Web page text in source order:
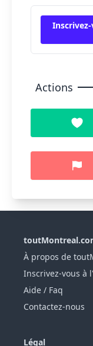
Actions
À propos de
Inscrivez-vous à
Aide / Faq
Contactez-nous
Légal